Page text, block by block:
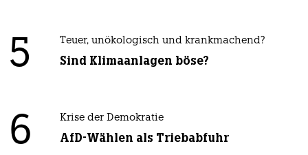
5 Teuer, unökologisch und krankmachend?
Sind Klimaanlagen böse?
6 Krise der Demokratie
AfD-Wählen als Triebabfuhr